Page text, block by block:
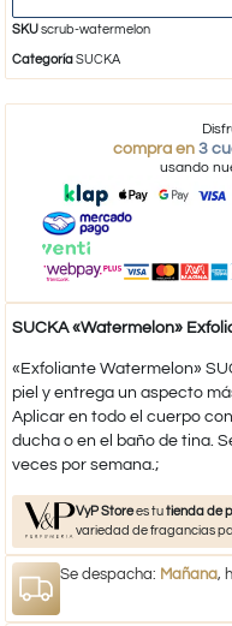
SKUscrub-watermelon
Categoría SUCKA
compra en 3
usando
SUCKA «Watermelon»
«Exfoliante Watermelon»
piel y entrega un aspecto
Aplicar en todo el cuerpo
ducha o en el baño de tina.
veces por semana.;
VyP Storees tutienda de
variedad de fragancias
Se despacha: Mañana,